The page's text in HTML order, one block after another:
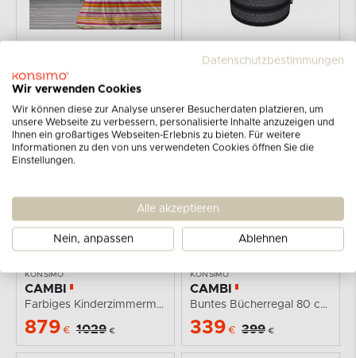
SANDER
25,00 € 36,90 €
KONSIMO
57,90 € 64,90 €
-15%
KONSIMO
CAMBI
Farbiges KinderzimmermöbelSet 4 Elemente weiß /...
879 € 1029 €
-15%
KONSIMO
CAMBI
Buntes Bücherregal 80 cm für Kinderzimmer weiß /...
339 € 399 €
Datenschutzbestimmungen
Wir verwenden Cookies
Wir können diese zur Analyse unserer Besucherdaten platzieren, um
unsere Webseite zu verbessern, personalisierte Inhalte anzuzeigen und
Ihnen ein großartiges Webseiten-Erlebnis zu bieten. Für weitere
Informationen zu den von uns verwendeten Cookies öffnen Sie die
Einstellungen.
Alle akzeptieren
Nein, anpassen Ablehnen